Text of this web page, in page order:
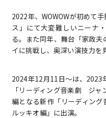
2022年、WOWOWが初めて
ス」にて大変難しいニーナ
る。また同年、舞台「家政
イに挑戦し、奥深い演技力を
2024年12月11日〜は、2023
「リーディング音楽劇 ジャ
編となる新作「リーディン
ルッキオ編」に出演。